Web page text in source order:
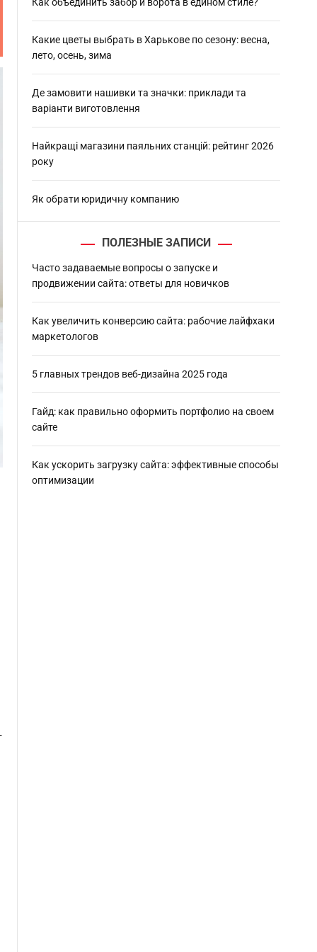
Какие цветы выбрать в Харькове по сезону: весна,
лето, осень, зима
Де замовити нашивки та значки: приклади та
варіанти виготовлення
Найкращі магазини паяльних станцій: рейтинг 2026
року
Як обрати юридичну компанию
ПОЛЕЗНЫЕ ЗАПИСИ
Часто задаваемые вопросы о запуске и
продвижении сайта: ответы для новичков
Как увеличить конверсию сайта: рабочие лайфхаки
маркетологов
5 главных трендов веб-дизайна 2025 года
Гайд: как правильно оформить портфолио на своем
сайте
Как ускорить загрузку сайта: эффективные способы
оптимизации